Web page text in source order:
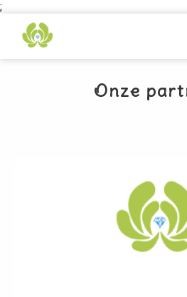
;
Onze